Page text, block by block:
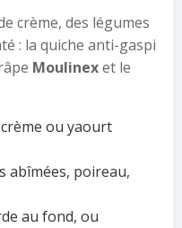
crème, des légumes
: la quiche anti-gaspi
Moulinexet le
ou yaourt
abîmées, poireau,
au fond, ou